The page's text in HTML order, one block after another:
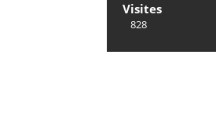
Visites
828